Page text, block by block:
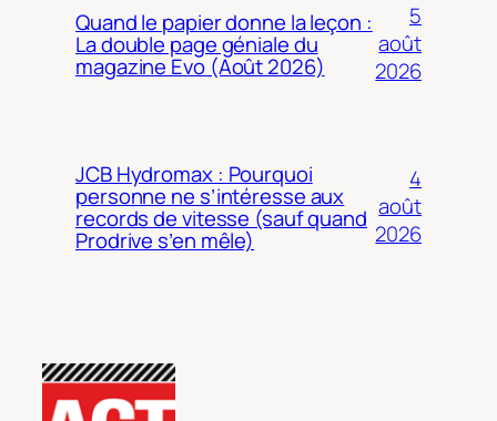
Quand le papier donne la leçon :
La double page géniale du
magazine Evo (Août 2026)
5
août
2026
JCB Hydromax : Pourquoi
personne ne s’intéresse aux
records de vitesse (sauf quand
Prodrive s’en mêle)
4
août
2026